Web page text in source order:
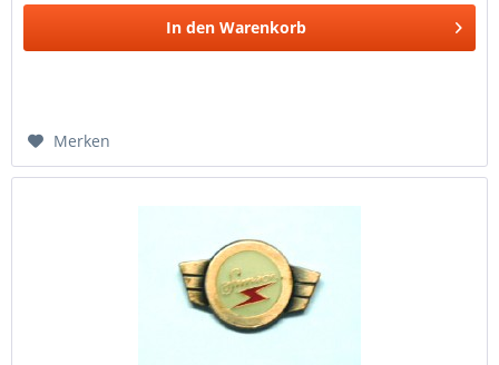
In den Warenkorb
Merken